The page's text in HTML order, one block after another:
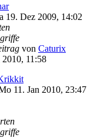
19. Dez 2009, 14:02
von Caturix
11:58
11. Jan 2010, 23:47